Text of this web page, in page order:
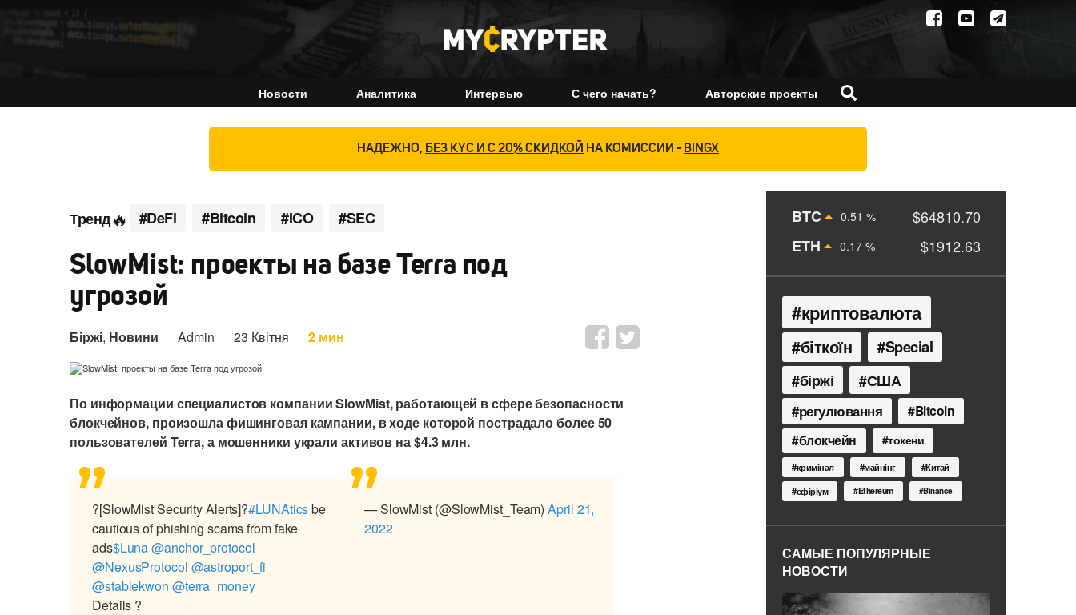
Новости Аналитика Интервью С чего начать? Авторские проекты
НАДЕЖНО, БЕЗ KYC И С 20% СКИДКОЙ НА КОМИССИИ - BINGX
Тренд #DeFi #Bitcoin #ICO #SEC
SlowMist: проекты на базе Terra под
угрозой
Біржі, Новини Admin 23 Квітня 2 мин
По информации специалистов компании SlowMist, работающей в сфере безопасности
блокчейнов, произошла фишинговая кампании, в ходе которой пострадало более 50
пользователей Terra, а мошенники украли активов на $4.3 млн.
?[SlowMist Security Alerts]?#LUNAticsbe
cautious of phishing scams from fake
ads$Luna@anchor_protocol
@NexusProtocol @astroport_fi
@stablekwon @terra_money
Details ?
— SlowMist (@SlowMist_Team)April 21,
2022
BTC 0.51 %
$64810.70
ETH
0.17 % $1912.63
криптовалюта
біткоїн Special
біржі США
регулювання Bitcoin
блокчейн токени
кримінал майнінг
Китай
ефіріум
Ethereum Binance
САМЫЕ ПОПУЛЯРНЫЕ
НОВОСТИ